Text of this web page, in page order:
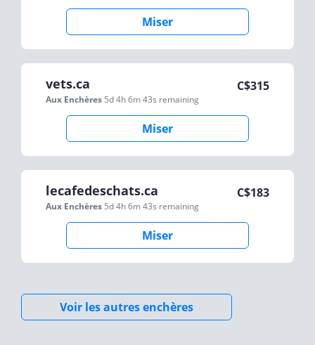
Miser
vets.ca
Aux Enchères 5d 4h 6m 43s remaining
C$315
Miser
lecafedeschats.ca
Aux Enchères 5d 4h 6m 43s remaining
C$183
Miser
Voir les autres enchères